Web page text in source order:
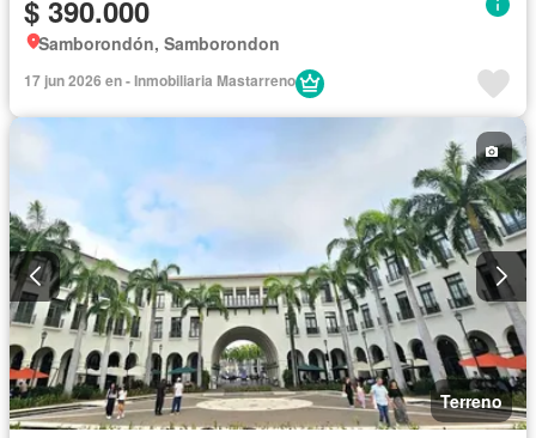
$ 390.000
Samborondón, Samborondon
17 jun 2026 en - Inmobiliaria Mastarreno
Terreno